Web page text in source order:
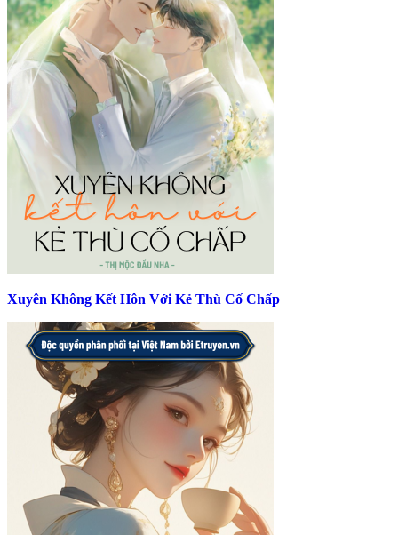
Xuyên Không Kết Hôn Với Kẻ Thù Cố Chấp